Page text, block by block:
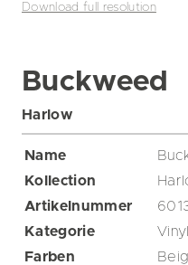
Download full resolution
Buckweed
Harlow
Name
Kollection
Artikelnummer
Kategorie
Vinyl
Farben